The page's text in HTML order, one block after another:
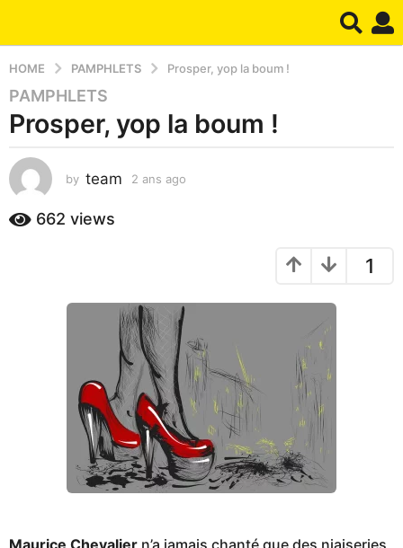
HOME PAMPHLETS Prosper, yop la boum !
2
a
s
a
o
PAMPHLETS
Prosper, yop la boum !
by team 2 ans ago
662 views
1